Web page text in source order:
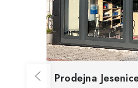
Prodejna